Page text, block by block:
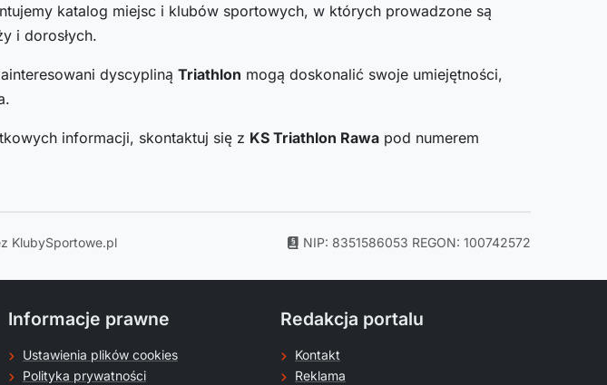
katalog miejsc i klubów sportowych, w których prowadzone są
i dorosłych.
dyscypliną Triathlon mogą doskonalić swoje umiejętności,
informacji, skontaktuj się z KS Triathlon Rawa pod numerem
KlubySportowe.pl NIP: 8351586053 REGON: 100742572
Informacje prawne
Ustawienia plików cookies
Polityka prywatności
Redakcja portalu
Kontakt
Reklama